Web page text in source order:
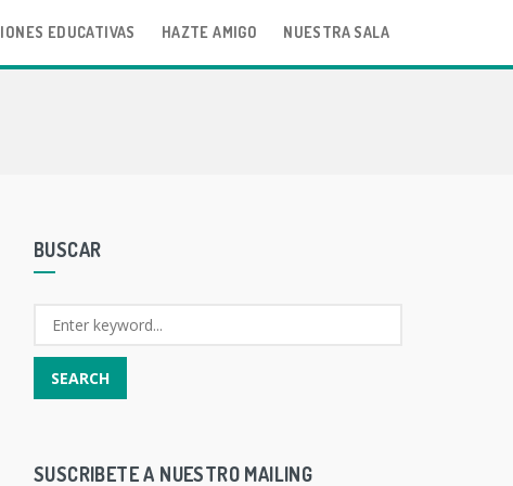
EDUCATIVAS HAZTE AMIGO NUESTRA SALA
BUSCAR
SUSCRIBETE A NUESTRO MAILING